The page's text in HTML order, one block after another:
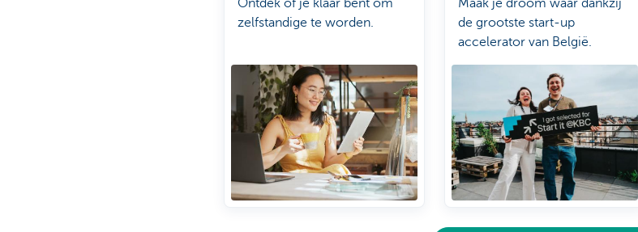
Ontdek of je klaar bent om
zelfstandige te worden.
Maak je droom waar dankzij
de grootste start-up
accelerator van België.